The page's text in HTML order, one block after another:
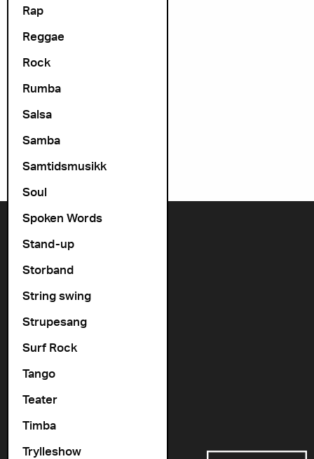
Rap
Reggae
Rock
Rumba
Salsa
Samba
Samtidsmusikk
Soul
Spoken Words
Stand-up
Storband
String swing
Strupesang
Surf Rock
Tango
Teater
Timba
Trylleshow
+47 22 11 33 08
Vogts gate 64, 0477 Oslo
info@cosmopolite.no
Gå til vår spilleliste
Støttet av